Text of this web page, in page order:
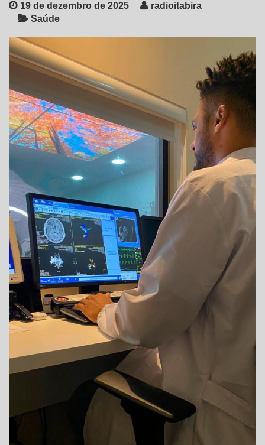
19 de dezembro de 2025
radioitabira
Saúde